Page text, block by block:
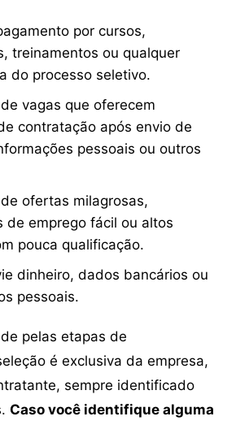
por cursos,
treinamentos ou qualquer
do processo seletivo.
vagas que oferecem
contratação após envio de
pessoais ou outros
ofertas milagrosas,
de emprego fácil ou altos
pouca qualificação.
dinheiro, dados bancários ou
pessoais.
pelas etapas de
é exclusiva da empresa,
sempre identificado
Caso você identifique alguma